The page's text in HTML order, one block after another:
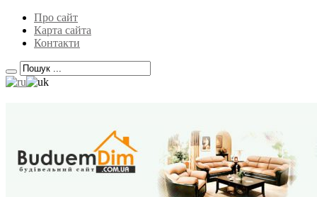
Про сайт
Карта сайта
Контакти